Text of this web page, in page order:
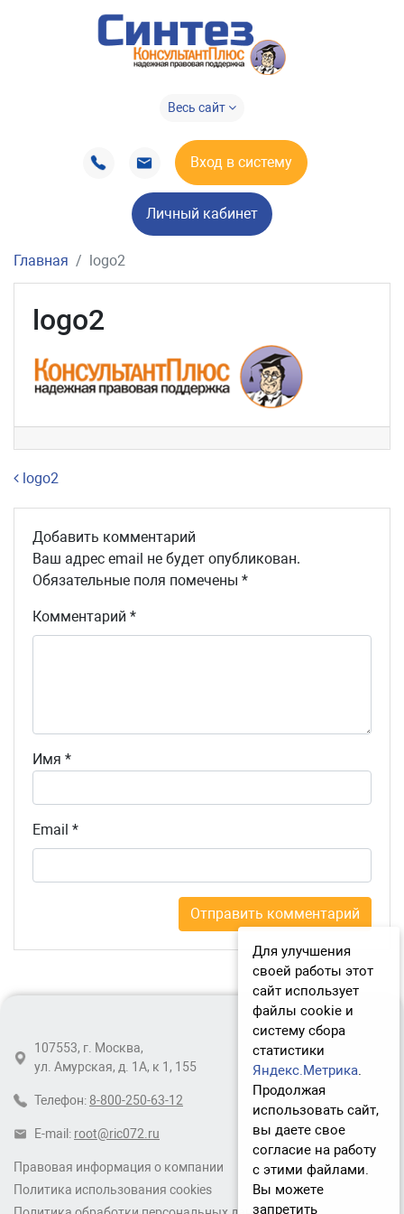
Весь сайт
Вход в систему
Личный кабинет
Главная logo2
logo2
Навигация по записям
logo2
Добавить комментарий
Ваш адрес email не будет опубликован.
Обязательные поля помечены *
Комментарий *
Имя *
Email *
Правовая информация о компании
Политика использования cookies
107553, г. Москва,
ул. Амурская, д. 1А, к 1, 155
Телефон: 8-800-250-63-12
E-mail: root@ric072.ru
Для улучшения
своей работы этот
сайт использует
файлы cookie и
систему сбора
статистики
Яндекс.Метрика.
Продолжая
использовать сайт,
вы даете свое
согласие на работу
с этими файлами.
Вы можете
запретить